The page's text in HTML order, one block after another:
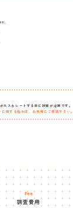
、
エスカレートする前に対策が必要です。
に関する悩みは、お気軽にご相談下さい。
Fee
調査費用